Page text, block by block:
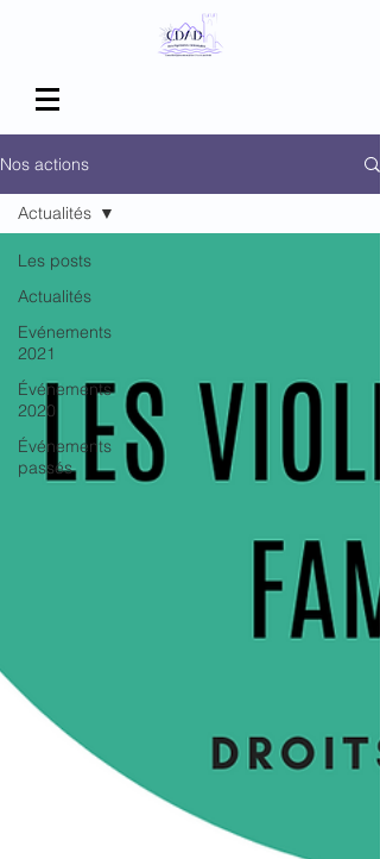
Nos actions
Les posts
Actualités
Evénements
2021
Événements
2020
Événements
passés
Actualités